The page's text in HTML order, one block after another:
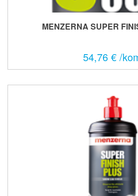
MENZERNA SUPER
54,76 € /